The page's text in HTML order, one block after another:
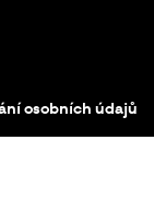
osobních údajů